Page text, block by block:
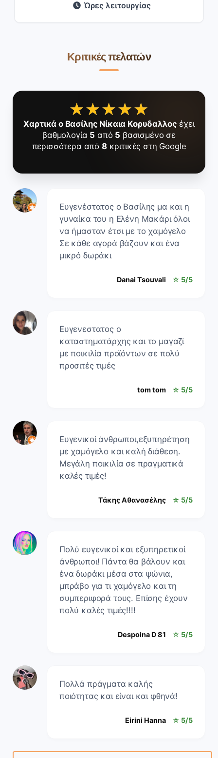
Ώρες λειτουργίας
Κριτικές πελατών
★★★★★
★★★★★
Χαρτικά ο Βασίλης Νίκαια Κορυδαλλος έχει
βαθμολογία 5 από 5 βασισμένο σε
περισσότερα από 8κριτικές στη Google
Ευγενέστατος ο Βασίλης μα και η
γυναίκα του η Ελένη Μακάρι όλοι
να ήμασταν έτσι με το χαμόγελο
Σε κάθε αγορά βάζουν και ένα
μικρό δωράκι
Danai Tsouvali ☆ 5/5
Ευγενεστατος ο
καταστηματάρχης και το μαγαζί
με ποικιλία προϊόντων σε πολύ
προσιτές τιμές
tom tom ☆ 5/5
Ευγενικοί άνθρωποι,εξυπηρέτηση
με χαμόγελο και καλή διάθεση.
Μεγάλη ποικιλία σε πραγματικά
καλές τιμές!
Τάκης Αθανασέλης ☆ 5/5
Πολύ ευγενικοί και εξυπηρετικοί
άνθρωποι! Πάντα θα βάλουν και
ένα δωράκι μέσα στα ψώνια,
μπράβο για τι χαμόγελο και τη
συμπεριφορά τους. Επίσης έχουν
πολύ καλές τιμές!!!!
Despoina D 81 ☆ 5/5
Πολλά πράγματα καλής
ποιότητας και είναι και φθηνά!
Eirini Hanna ☆ 5/5